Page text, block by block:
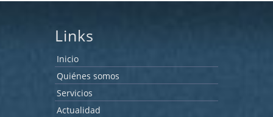
Links
Inicio
Quiénes somos
Servicios
Actualidad